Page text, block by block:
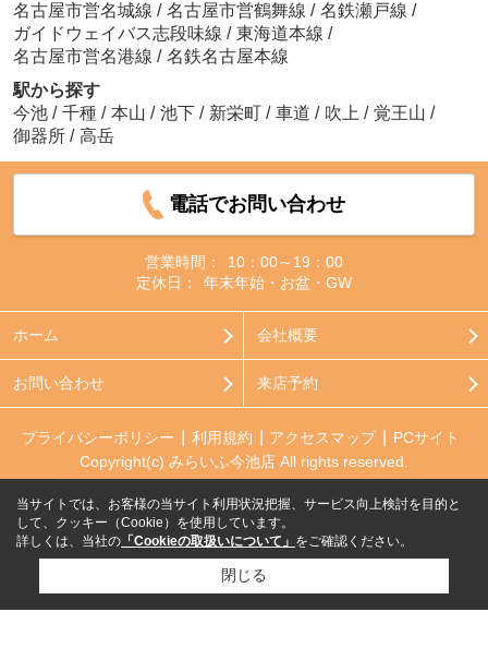
名古屋市営名城線 / 名古屋市営鶴舞線 / 名鉄瀬戸線 /
ガイドウェイバス志段味線 / 東海道本線 /
名古屋市営名港線 / 名鉄名古屋本線
駅から探す
今池 / 千種 / 本山 / 池下 / 新栄町 / 車道 / 吹上 / 覚王山 /
御器所 / 高岳
電話でお問い合わせ
営業時間：
10：00～19：00
定休日：
年末年始・お盆・GW
ホーム 会社概要
お問い合わせ 来店予約
プライバシーポリシー 利用規約 アクセスマップ
PCサイト
Copyright(c) みらいふ今池店 All rights reserved.
当サイトでは、お客様の当サイト利用状況把握、サービス向上検討を目的と
して、クッキー（Cookie）を使用しています。
詳しくは、当社の 「Cookieの取扱いについて」 をご確認ください。
閉じる